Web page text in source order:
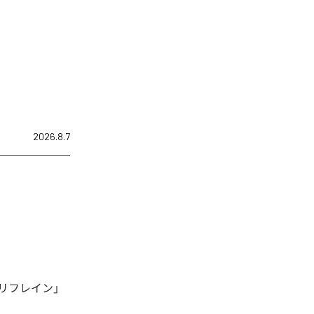
2026.8.7
フレイン」